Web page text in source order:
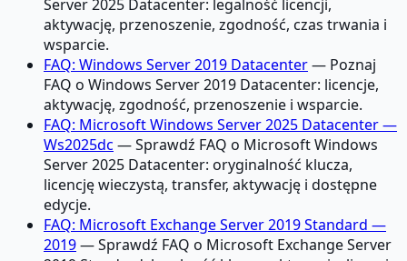
Server 2025 Datacenter: legalność licencji,
aktywację, przenoszenie, zgodność, czas trwania i
wsparcie.
FAQ: Windows Server 2019 Datacenter— Poznaj
FAQ o Windows Server 2019 Datacenter: licencje,
aktywację, zgodność, przenoszenie i wsparcie.
FAQ: Microsoft Windows Server 2025 Datacenter —
Ws2025dc — Sprawdź FAQ o Microsoft Windows
Server 2025 Datacenter: oryginalność klucza,
licencję wieczystą, transfer, aktywację i dostępne
edycje.
FAQ: Microsoft Exchange Server 2019 Standard —
2019— Sprawdź FAQ o Microsoft Exchange Server